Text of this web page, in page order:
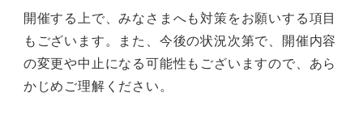
開催する上で、みなさまへも対策をお願いする項目
もございます。また、今後の状況次第で、開催内容
の変更や中止になる可能性もございますので、あら
かじめご理解ください。